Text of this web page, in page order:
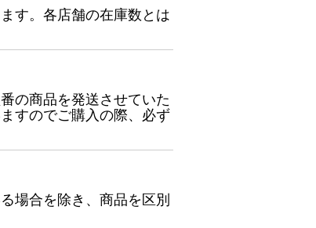
す。各店舗の在庫数とは
の商品を発送させていた
すのでご購入の際、必ず
場合を除き、商品を区別